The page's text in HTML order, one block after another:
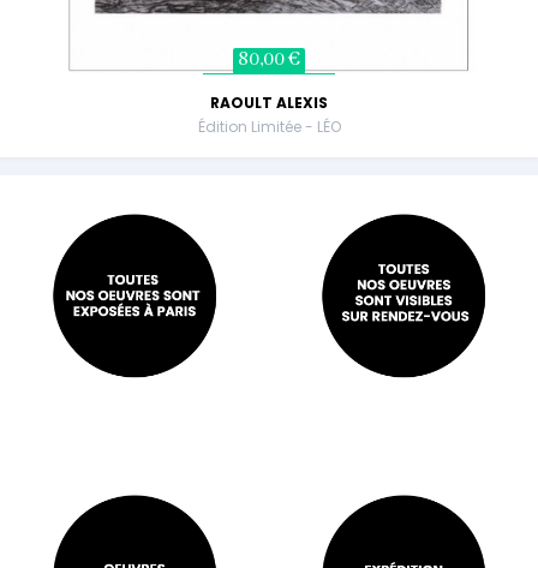
80,00 €
RAOULT ALEXIS
Édition Limitée - LÉO